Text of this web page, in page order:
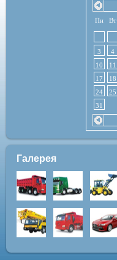
Пн Вт
3
4
10
11
17
18
24
25
31
Галерея